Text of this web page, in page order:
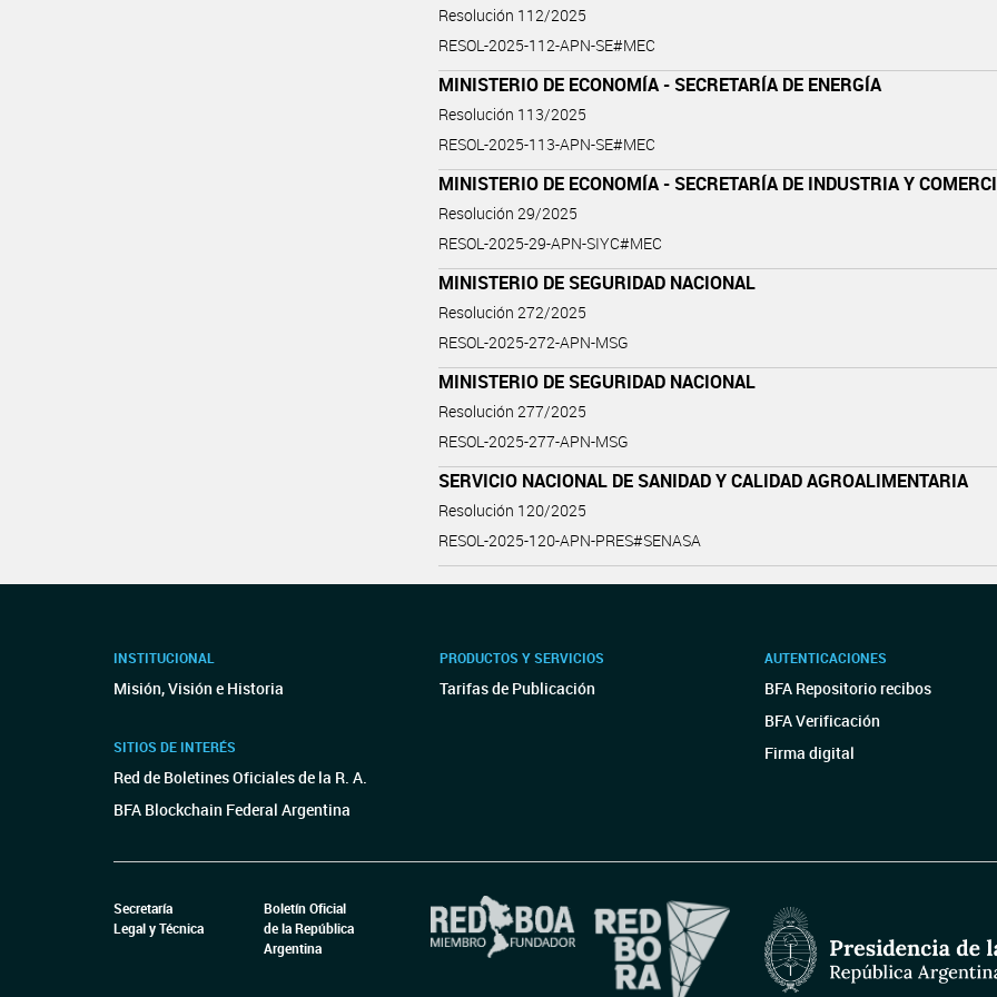
Resolución 112/2025
RESOL-2025-112-APN-SE#MEC
MINISTERIO DE ECONOMÍA - SECRETARÍA DE ENERGÍA
Resolución 113/2025
RESOL-2025-113-APN-SE#MEC
MINISTERIO DE ECONOMÍA - SECRETARÍA DE INDUSTRIA Y
Resolución 29/2025
RESOL-2025-29-APN-SIYC#MEC
MINISTERIO DE SEGURIDAD NACIONAL
Resolución 272/2025
RESOL-2025-272-APN-MSG
MINISTERIO DE SEGURIDAD NACIONAL
Resolución 277/2025
RESOL-2025-277-APN-MSG
SERVICIO NACIONAL DE SANIDAD Y CALIDAD AGROALIMENTARIA
Resolución 120/2025
RESOL-2025-120-APN-PRES#SENASA
INSTITUCIONAL
Misión, Visión e Historia
SITIOS DE INTERÉS
Red de Boletines Oficiales de la R. A.
BFA Blockchain Federal Argentina
PRODUCTOS Y SERVICIOS
Tarifas de Publicación
AUTENTICACIONES
BFA Repositorio recibos
BFA Verificación
Firma digital
Secretaría
Legal y Técnica
Boletín Oficial
de la República
Argentina